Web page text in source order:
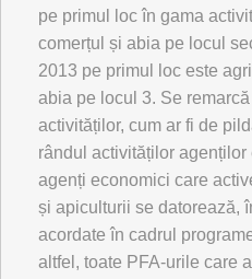
pe primul loc în gama
comerțul și abia pe locul
2013 pe primul loc este
abia pe locul 3. Se
activităților, cum ar fi de
rândul activităților
agenți economici care
și apiculturii se datorează,
acordate în cadrul
altfel, toate PFA-urile care